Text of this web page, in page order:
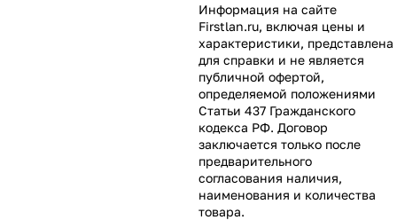
Информация на сайте
Firstlan.ru, включая цены и
характеристики, представлена
для справки и не является
публичной офертой,
определяемой положениями
Статьи 437 Гражданского
кодекса РФ. Договор
заключается только после
предварительного
согласования наличия,
наименования и количества
товара.